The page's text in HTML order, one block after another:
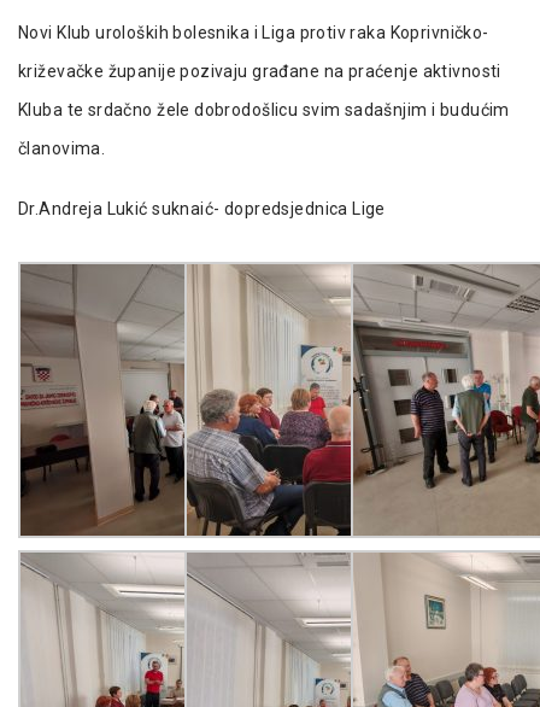
Novi Klub uroloških bolesnika i Liga protiv raka Koprivničko-
križevačke županije pozivaju građane na praćenje aktivnosti
Kluba te srdačno žele dobrodošlicu svim sadašnjim i budućim
članovima.
Dr.Andreja Lukić suknaić- dopredsjednica Lige